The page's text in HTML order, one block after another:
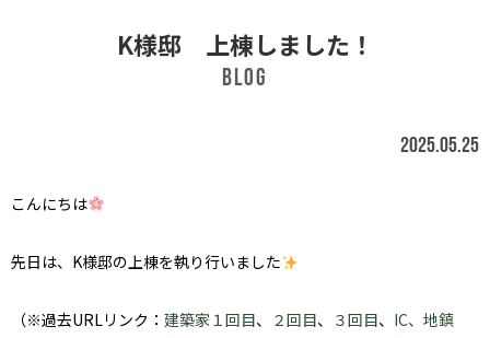
K様邸 上棟しました！
BLOG
2025.05.25
こんにちは
先日は、K様邸の上棟を執り行いました
（※過去URLリンク： 建築家１回目、 ２回目、 ３回目、 IC、 地鎮